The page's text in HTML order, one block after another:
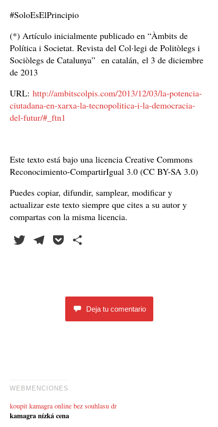
#SoloEsElPrincipio
(*) Artículo inicialmente publicado en “Àmbits de
Política i Societat. Revista del Col·legi de Politòlegs i
Sociòlegs de Catalunya” en catalán, el 3 de diciembre
de 2013
URL: http://ambitscolpis.com/2013/12/03/la-potencia-
ciutadana-en-xarxa-la-tecnopolitica-i-la-democracia-
del-futur/#_ftn1
Este texto está bajo una licencia Creative Commons
Reconocimiento-CompartirIgual 3.0 (CC BY-SA 3.0)
Puedes copiar, difundir, samplear, modificar y
actualizar este texto siempre que cites a su autor y
compartas con la misma licencia.
T Te P
rti
r
Deja tu comentario
WEBMENCIONES
koupit kamagra online bez souhlasu dr
kamagra nízká cena